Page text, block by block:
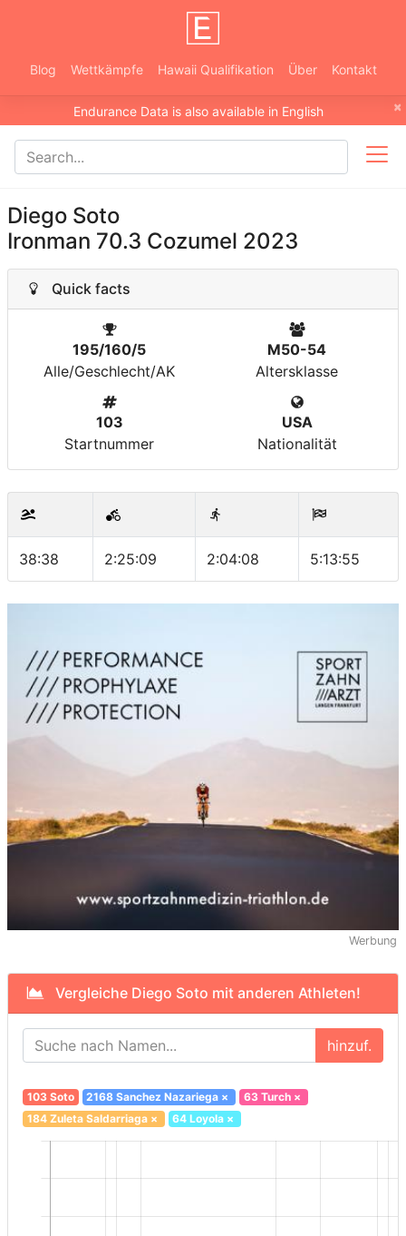
Blog Wettkämpfe Hawaii Qualifikation Über Kontakt
×
Endurance Data is also available in English
Diego Soto
Ironman 70.3 Cozumel 2023
Quick facts
195/160/5
Alle/Geschlecht/AK
M50-54
Altersklasse
103
Startnummer
USA
Nationalität
38:38 2:25:09 2:04:08 5:13:55
Werbung
Vergleiche Diego Soto mit anderen Athleten!
hinzuf.
103 Soto 2168 Sanchez Nazariega × 63 Turch×
184 Zuleta Saldarriaga× 64 Loyola ×